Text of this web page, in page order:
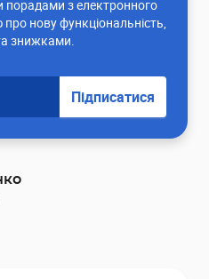
з електронного
нову функціональність,
знижками.
Підписатися